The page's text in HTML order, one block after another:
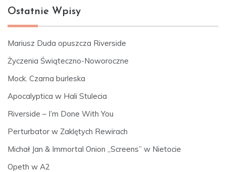
Ostatnie Wpisy
Mariusz Duda opuszcza Riverside
Życzenia Świąteczno-Noworoczne
Mock. Czarna burleska
Apocalyptica w Hali Stulecia
Riverside – I’m Done With You
Perturbator w Zaklętych Rewirach
Michał Jan & Immortal Onion „Screens” w Nietocie
Opeth w A2